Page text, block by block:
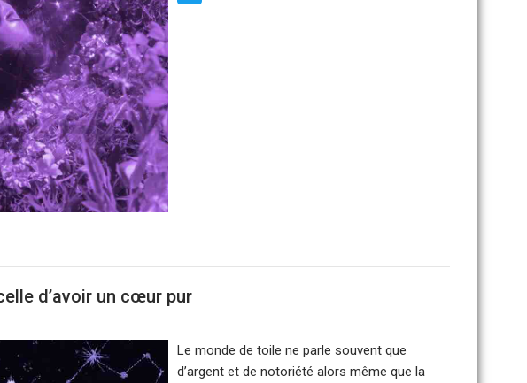
d’avoir un cœur pur
Le monde de toile ne parle souvent que
d’argent et de notoriété alors même que la